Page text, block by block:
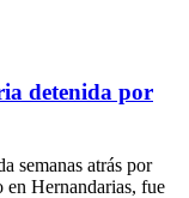
detenida por
semanas atrás por
en Hernandarias, fue